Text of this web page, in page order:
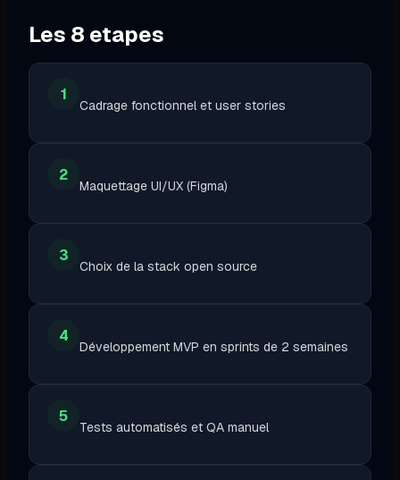
Les 8 etapes
1
Cadrage fonctionnel et user stories
2
Maquettage UI/UX (Figma)
3
Choix de la stack open source
4
Développement MVP en sprints de 2 semaines
5
Tests automatisés et QA manuel